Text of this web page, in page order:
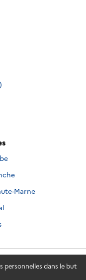
dans le but
Marne
réservés.